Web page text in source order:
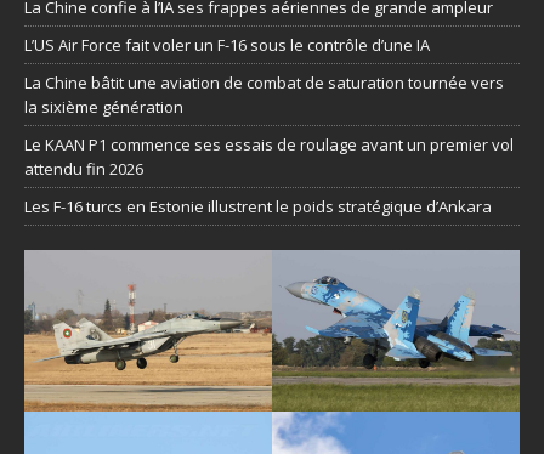
La Chine confie à l’IA ses frappes aériennes de grande ampleur
L’US Air Force fait voler un F-16 sous le contrôle d’une IA
La Chine bâtit une aviation de combat de saturation tournée vers
la sixième génération
Le KAAN P1 commence ses essais de roulage avant un premier vol
attendu fin 2026
Les F-16 turcs en Estonie illustrent le poids stratégique d’Ankara